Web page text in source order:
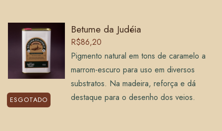
ESGOTADO
Betume da Judéia
R$86,20
Pigmento natural em tons de caramelo a
marrom-escuro para uso em diversos
substratos. Na madeira, reforça e dá
destaque para o desenho dos veios.